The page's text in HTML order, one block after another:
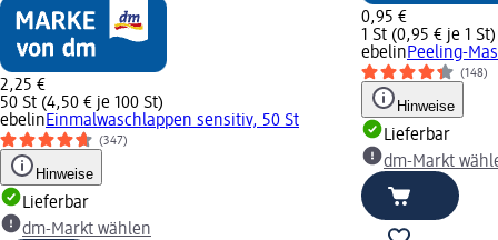
2,25 €
50 St (4,50 € je 100 St)
ebelinEinmalwaschlappen sensitiv, 50 St
(347)
Hinweise
Lieferbar
dm-Markt wählen
0,95 €
1 St (0,95 € je 1 St)
ebelinPeeling-
(148)
Hinweise
Lieferbar
dm-Markt